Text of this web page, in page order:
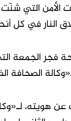
الأمن التي
النار في كل
الاشتباكات المسلّحة
الصحافة
هويته،